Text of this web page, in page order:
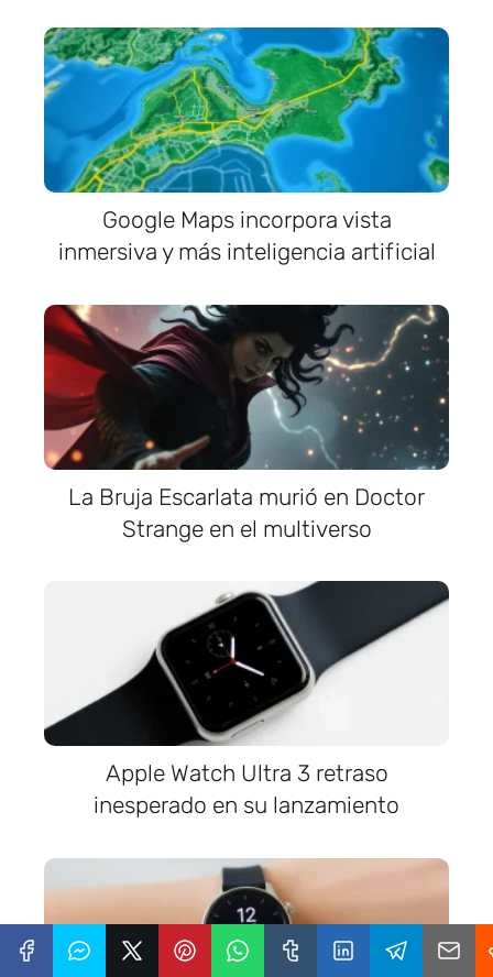
Google Maps incorpora vista
inmersiva y más inteligencia artificial
La Bruja Escarlata murió en Doctor
Strange en el multiverso
Apple Watch Ultra 3 retraso
inesperado en su lanzamiento